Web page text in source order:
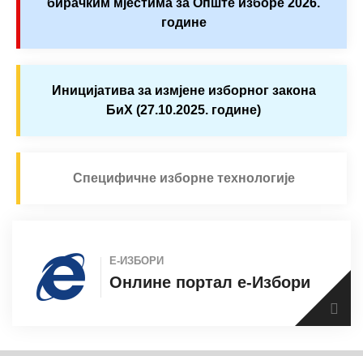
бирачким мјестима за Опште изборе 2026.
године
Иницијатива за измјене изборног закона
БиХ (27.10.2025. године)
Специфичне изборне технологије
Е-ИЗБОРИ
Онлине портал е-Избори